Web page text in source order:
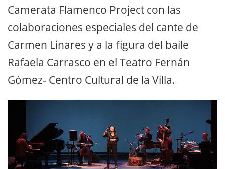
Camerata Flamenco Project con las
colaboraciones especiales del cante de
Carmen Linares y a la figura del baile
Rafaela Carrasco en el Teatro Fernán
Gómez- Centro Cultural de la Villa.